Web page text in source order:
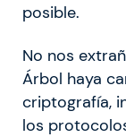
posible.
No nos
Árbol haya
criptografía,
los